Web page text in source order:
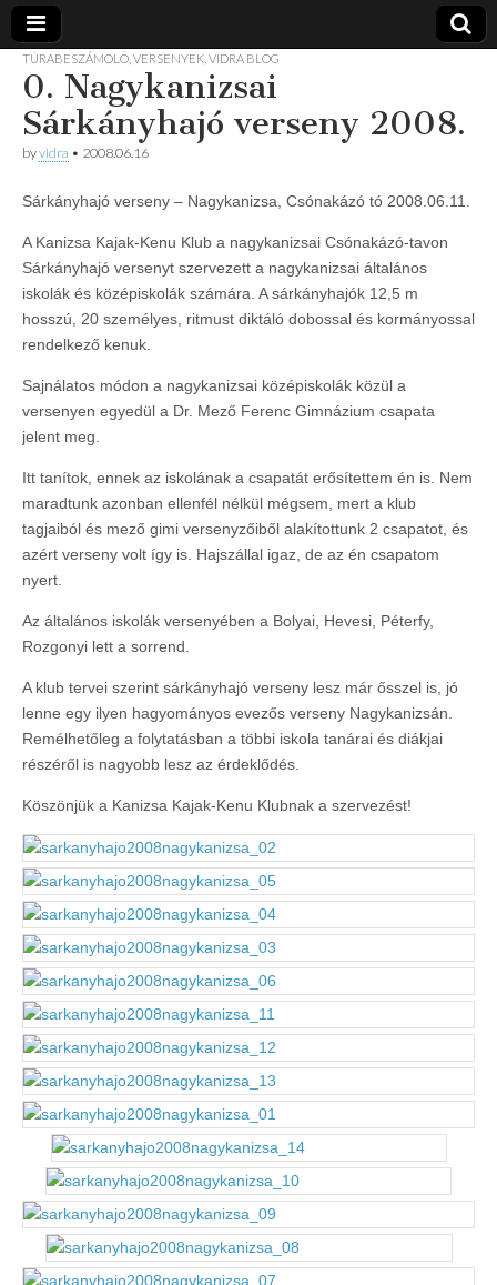
Vidra
Vízitúra
… vízitúra
szervezés,
vadvíz,
kajakoktatás,
kajak-kenu
vidraságok…
TÚRABESZÁMOLÓ VERSENYEK VIDRA BLOG
0. Nagykanizsai
Sárkányhajó verseny 2008.
byvidra • 2008.06.16
Sárkányhajó verseny – Nagykanizsa, Csónakázó tó 2008.06.11.
A Kanizsa Kajak-Kenu Klub a nagykanizsai Csónakázó-tavon
Sárkányhajó versenyt szervezett a nagykanizsai általános
iskolák és középiskolák számára. A sárkányhajók 12,5 m
hosszú, 20 személyes, ritmust diktáló dobossal és kormányossal
rendelkező kenuk.
Sajnálatos módon a nagykanizsai középiskolák közül a
versenyen egyedül a Dr. Mező Ferenc Gimnázium csapata
jelent meg.
Itt tanítok, ennek az iskolának a csapatát erősítettem én is. Nem
maradtunk azonban ellenfél nélkül mégsem, mert a klub
tagjaiból és mező gimi versenyzőiből alakítottunk 2 csapatot, és
azért verseny volt így is. Hajszállal igaz, de az én csapatom
nyert.
Az általános iskolák versenyében a Bolyai, Hevesi, Péterfy,
Rozgonyi lett a sorrend.
A klub tervei szerint sárkányhajó verseny lesz már ősszel is, jó
lenne egy ilyen hagyományos evezős verseny Nagykanizsán.
Remélhetőleg a folytatásban a többi iskola tanárai és diákjai
részéről is nagyobb lesz az érdeklődés.
Köszönjük a Kanizsa Kajak-Kenu Klubnak a szervezést!